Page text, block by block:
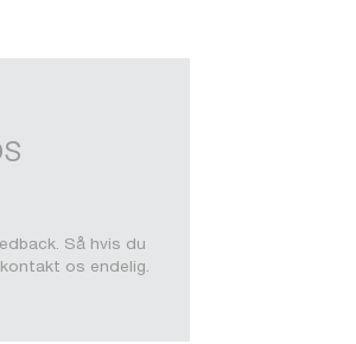
Så hvis du
os endelig.